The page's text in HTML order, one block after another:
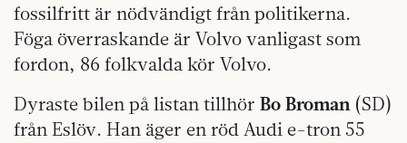
fossilfritt är nödvändigt från politikerna.
Föga överraskande är Volvo vanligast som
fordon, 86 folkvalda kör Volvo.
Dyraste bilen på listan tillhör Bo Broman (SD)
från Eslöv. Han äger en röd Audi e-tron 55